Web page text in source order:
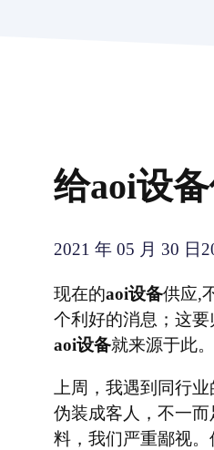
给aoi设
2021 年 05 月 30 日
现在的aoi设备供应,
个利好的消息；这
aoi设备就来源于此。
上周，我遇到同行
伪装成客人，不一
料，我们严重鄙视